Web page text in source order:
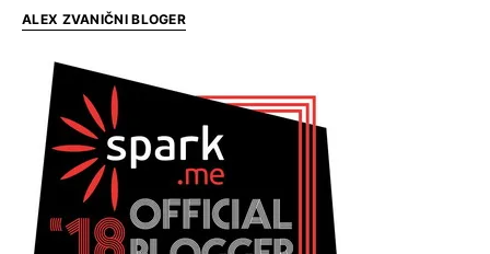
ALEX ZVANIČNI BLOGER